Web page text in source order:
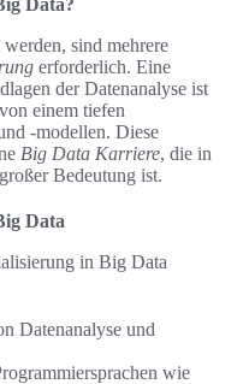
Data?
sind mehrere
erforderlich. Eine
der Datenanalyse ist
einem tiefen
-modellen. Diese
Big Data Karriere, die in
Bedeutung ist.
Data
in Big Data
Datenanalyse und
wie